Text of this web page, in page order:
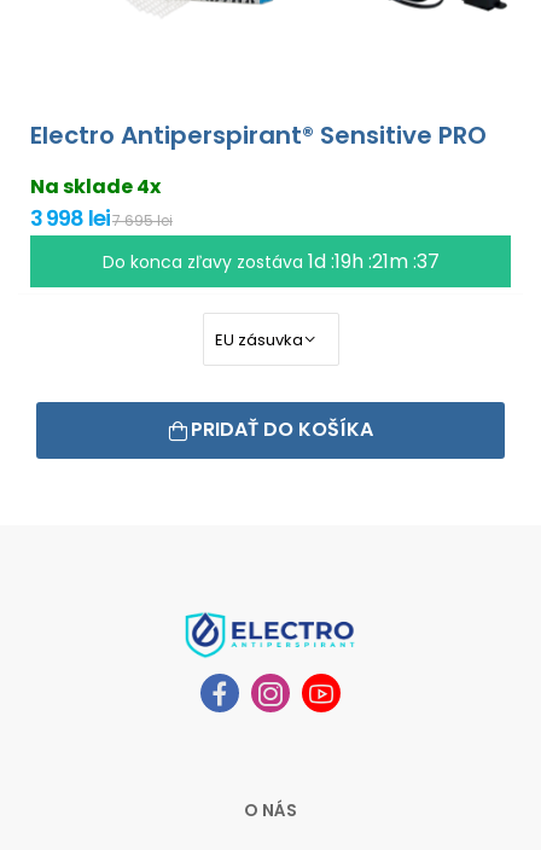
Electro Antiperspirant® Sensitive PRO
Na sklade 4x
3 998 lei7 695 lei
Do konca zľavy zostáva 1d :19h :21m :35
PRIDAŤ DO KOŠÍKA
O NÁS